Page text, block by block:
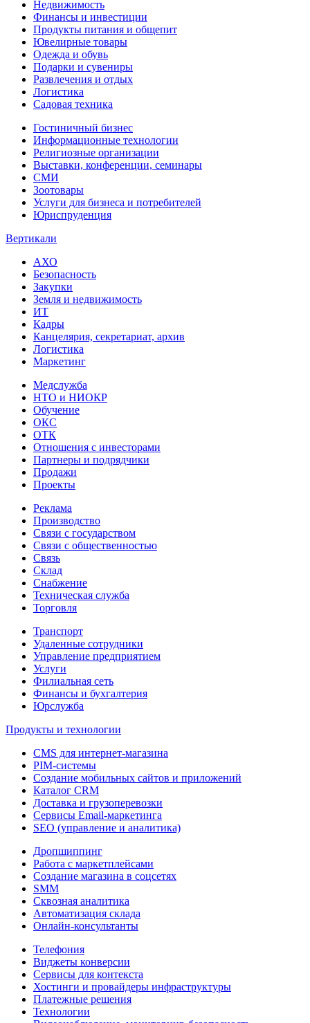
Недвижимость
Финансы и инвестиции
Продукты питания и общепит
Ювелирные товары
Одежда и обувь
Подарки и сувениры
Развлечения и отдых
Логистика
Садовая техника
Гостиничный бизнес
Информационные технологии
Религиозные организации
Выставки, конференции, семинары
СМИ
Зоотовары
Услуги для бизнеса и потребителей
Юриспруденция
Вертикали
АХО
Безопасность
Закупки
Земля и недвижимость
ИТ
Кадры
Канцелярия, секретариат, архив
Логистика
Маркетинг
Медслужба
НТО и НИОКР
Обучение
ОКС
ОТК
Отношения с инвесторами
Партнеры и подрядчики
Продажи
Проекты
Реклама
Производство
Связи с государством
Связи с общественностью
Связь
Склад
Снабжение
Техническая служба
Торговля
Транспорт
Удаленные сотрудники
Управление предприятием
Услуги
Филиальная сеть
Финансы и бухгалтерия
Юрслужба
Продукты и технологии
CMS для интернет-магазина
PIM-системы
Создание мобильных сайтов и приложений
Каталог CRM
Доставка и грузоперевозки
Сервисы Email-маркетинга
SEO (управление и аналитика)
Дропшиппинг
Работа с маркетплейсами
Создание магазина в соцсетях
SMM
Сквозная аналитика
Автоматизация склада
Онлайн-консультанты
Телефония
Виджеты конверсии
Сервисы для контекста
Хостинги и провайдеры инфраструктуры
Платежные решения
Технологии